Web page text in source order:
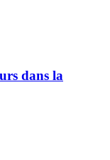
dans la